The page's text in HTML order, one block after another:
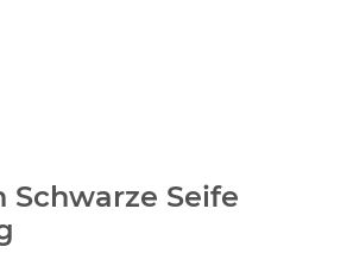
Schwarze Seife